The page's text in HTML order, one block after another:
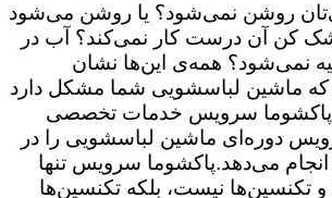
روشن نمی‌شود؟ یا روشن می‌شود
کن آن درست کار نمی‌کند؟ آب در
نمی‌شود؟ همه‌ی این‌ها نشان
ماشین لباسشویی شما مشکل دارد
پاکشوما سرویس خدمات تخصصی
دوره‌ای ماشین لباسشویی را در
می‌دهد.پاکشوما سرویس تنها
تکنسین‌ها نیست، بلکه تکنسین‌ها